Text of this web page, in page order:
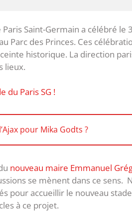
Saint-Germain a célébré le
Parc des Princes. Ces
historique. La direction
lieux.
du Paris SG !
pour Mika Godts ?
nouveau maire Emmanuel
se mènent dans ce sens.
pour accueillir le nouveau
à ce projet.